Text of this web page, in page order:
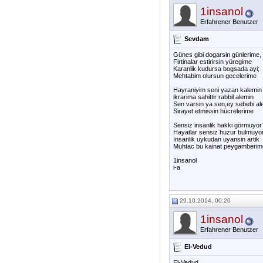
1insanol
Erfahrener Benutzer
Sevdam
Günes gibi dogarsin günlerime,
Firtinalar estirirsin yüregime
Karanlik kudursa bogsada ayi;
Mehtabim olursun gecelerime
Hayraniyim seni yazan kalemin
ikrarima sahittir rabbil alemin
Sen varsin ya sen,ey sebebi
Sirayet etmissin hücrelerime
Sensiz insanlik hakki görmuyor
Hayatlar sensiz huzur
Insanlik uykudan uyansin artik
Muhtac bu kainat
1insanol
i-a
29.10.2014, 00:20
1insanol
Erfahrener Benutzer
El-Vedud